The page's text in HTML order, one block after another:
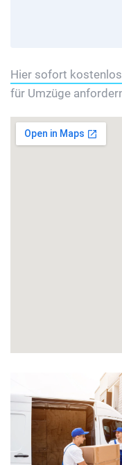
Hier sofort
für Umzüge